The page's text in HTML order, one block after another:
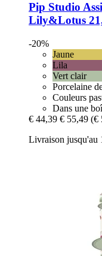
Pip Studio
Lily&Lotus
-20%
Jaune
Lila
Vert clair
Porcelaine
Couleurs
Dans une
€ 44,39 € 55,49 (€
Livraison jusqu'au